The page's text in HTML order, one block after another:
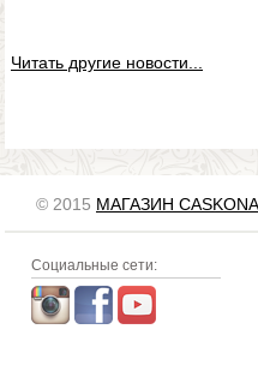
Читать другие новости...
© 2015 МАГАЗИН
Социальные сети: